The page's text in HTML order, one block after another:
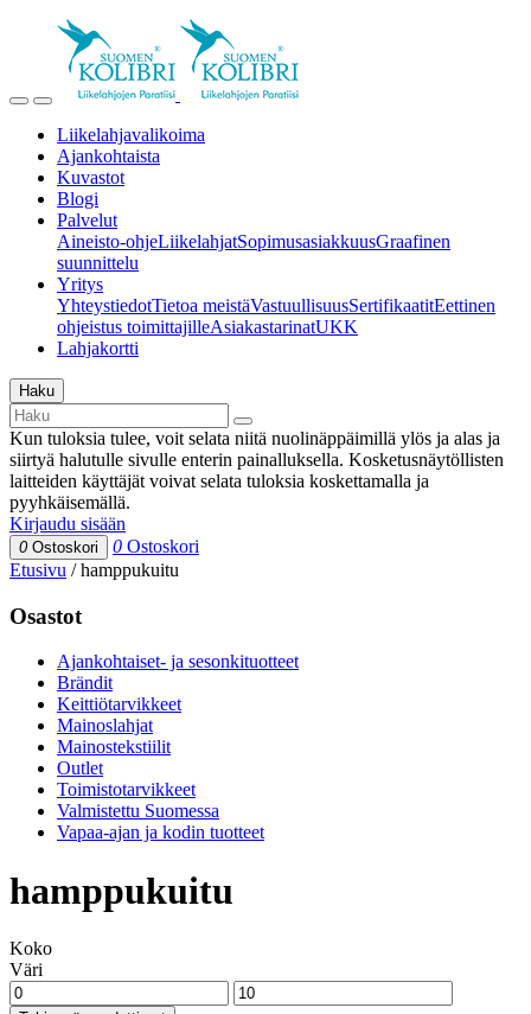
Liikelahjavalikoima
Ajankohtaista
Kuvastot
Blogi
Palvelut
Aineisto-ohjeLiikelahjatSopimusasiakkuusGraafinen
suunnittelu
Yritys
YhteystiedotTietoa meistäVastuullisuusSertifikaatitEettinen
ohjeistus toimittajilleAsiakastarinatUKK
Lahjakortti
Haku
Kun tuloksia tulee, voit selata niitä nuolinäppäimillä ylös ja alas ja
siirtyä halutulle sivulle enterin painalluksella. Kosketusnäytöllisten
laitteiden käyttäjät voivat selata tuloksia koskettamalla ja
pyyhkäisemällä.
Kirjaudu sisään
0 Ostoskori 0 Ostoskori
Etusivu /hamppukuitu
Osastot
Ajankohtaiset- ja sesonkituotteet
Brändit
Keittiötarvikkeet
Mainoslahjat
Mainostekstiilit
Outlet
Toimistotarvikkeet
Valmistettu Suomessa
Vapaa-ajan ja kodin tuotteet
hamppukuitu
Koko
Väri